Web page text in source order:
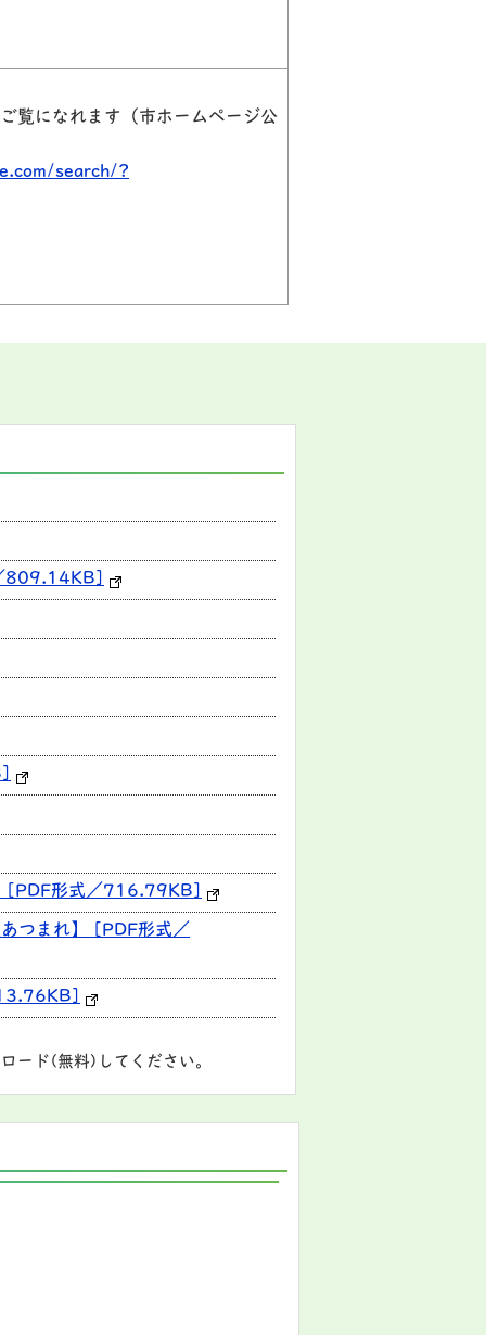
覧になれます（市ホームページ公
search/?
809.14KB]
[PDF形式／716.79KB]
つまれ】 [PDF形式／
ード(無料)してください。